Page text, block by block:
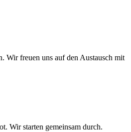
Wir freuen uns auf den Austausch mit
Wir starten gemeinsam durch.